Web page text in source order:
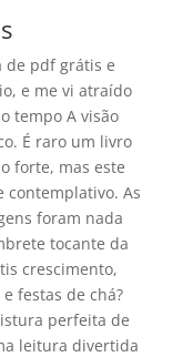
de pdf grátis e
e me vi atraído
tempo A visão
É raro um livro
forte, mas este
contemplativo. As
foram nada
tocante da
crescimento,
festas de chá?
perfeita de
leitura divertida